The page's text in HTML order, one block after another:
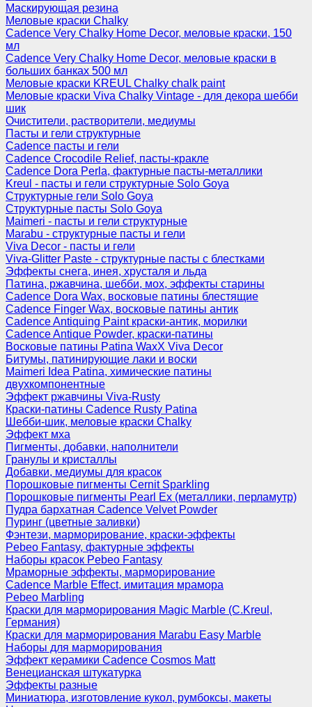
Маскирующая резина
Меловые краски Chalky
Cadence Very Chalky Home Decor, меловые краски, 150
мл
Cadence Very Chalky Home Decor, меловые краски в
больших банках 500 мл
Меловые краски KREUL Chalky chalk paint
Меловые краски Viva Chalky Vintage - для декора шебби
шик
Очистители, растворители, медиумы
Пасты и гели структурные
Cadence пасты и гели
Cadence Crocodile Relief, пасты-кракле
Cadence Dora Perla, фактурные пасты-металлики
Kreul - пасты и гели структурные Solo Goya
Структурные гели Solo Goya
Структурные пасты Solo Goya
Maimeri - пасты и гели структурные
Marabu - структурные пасты и гели
Viva Decor - пасты и гели
Viva-Glitter Paste - структурные пасты с блестками
Эффекты снега, инея, хрусталя и льда
Патина, ржавчина, шебби, мох, эффекты старины
Cadence Dora Wax, восковые патины блестящие
Cadence Finger Wax, восковые патины антик
Сadence Antiquing Paint краски-антик, морилки
Cadence Antique Powder, краски-патины
Восковые патины Patina WaxX Viva Decor
Битумы, патинирующие лаки и воски
Maimeri Idea Patina, химические патины
двухкомпонентные
Эффект ржавчины Viva-Rusty
Краски-патины Cadence Rusty Patina
Шебби-шик, меловые краски Chalky
Эффект мха
Пигменты, добавки, наполнители
Гранулы и кристаллы
Добавки, медиумы для красок
Порошковые пигменты Cernit Sparkling
Порошковые пигменты Pearl Ex (металлики, перламутр)
Пудра бархатная Cadence Velvet Powder
Пуринг (цветные заливки)
Фэнтези, марморирование, краски-эффекты
Pebeo Fantasy, фактурные эффекты
Наборы красок Pebeo Fantasy
Мраморные эффекты, марморирование
Cadence Marble Effect, имитация мрамора
Pebeo Marbling
Краски для марморирования Magic Marble (C.Kreul,
Германия)
Краски для марморирования Marabu Easy Marble
Наборы для марморирования
Эффект керамики Cadence Cosmos Matt
Венецианская штукатурка
Эффекты разные
Миниатюра, изготовление кукол, румбоксы, макеты